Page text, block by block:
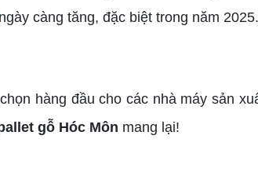
ngày càng tăng, đặc biệt trong năm 2025.
hàng đầu cho các nhà máy sản
gỗ Hóc Môn mang lại!